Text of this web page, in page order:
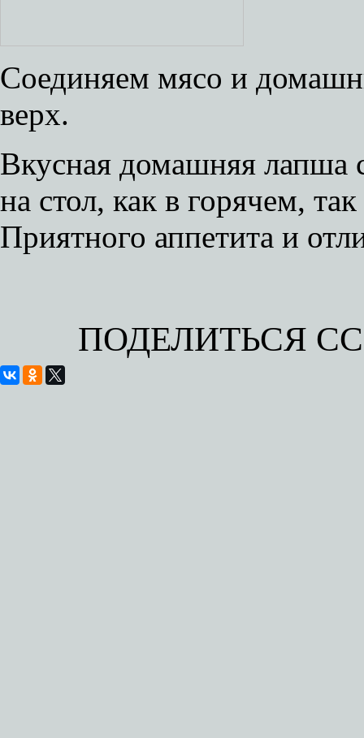
Соединяем мясо и
верх.
Вкусная домашняя лапша
на стол, как в горячем,
Приятного аппетита и
ПОДЕЛИТЬСЯ